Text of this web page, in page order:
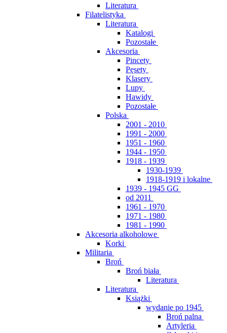
Literatura
Filatelistyka
Literatura
Katalogi
Pozostałe
Akcesoria
Pincety
Pęsety
Klasery
Lupy
Hawidy
Pozostałe
Polska
2001 - 2010
1991 - 2000
1951 - 1960
1944 - 1950
1918 - 1939
1930-1939
1918-1919 i lokalne
1939 - 1945 GG
od 2011
1961 - 1970
1971 - 1980
1981 - 1990
Akcesoria alkoholowe
Korki
Militaria
Broń
Broń biała
Literatura
Literatura
Książki
wydanie po 1945
Broń palna
Artyleria